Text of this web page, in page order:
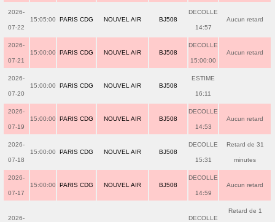
2026-
07-22
15:05:00 PARIS CDG NOUVEL AIR BJ508
DECOLLE
14:57
Aucun retard
2026-
07-21
15:00:00 PARIS CDG NOUVEL AIR BJ508
DECOLLE
15:00:00
Aucun retard
2026-
07-20
15:00:00 PARIS CDG NOUVEL AIR BJ508
ESTIME
16:11
2026-
07-19
15:00:00 PARIS CDG NOUVEL AIR BJ508
DECOLLE
14:53
Aucun retard
2026-
07-18
15:00:00 PARIS CDG NOUVEL AIR BJ508
DECOLLE
15:31
Retard de 31
minutes
2026-
07-17
15:00:00 PARIS CDG NOUVEL AIR BJ508
DECOLLE
14:59
Aucun retard
2026- DECOLLE
Retard de 1